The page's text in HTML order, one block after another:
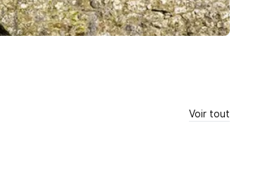
Voir tout